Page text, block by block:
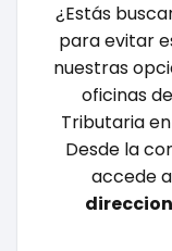
¿Estás
para evitar
nuestras
oficinas
Tributaria
Desde la
accede